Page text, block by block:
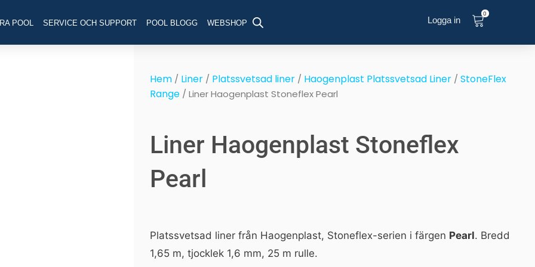
POOL SERVICE OCH SUPPORT POOL BLOGG WEBSHOP Logga in
0
Hem/ Liner/ Platssvetsad liner/ Haogenplast Platssvetsad Liner/ StoneFlex
Range/ Liner Haogenplast Stoneflex Pearl
Liner Haogenplast Stoneflex
Pearl
Platssvetsad liner från Haogenplast, Stoneflex-serien i färgen Pearl. Bredd
1,65 m, tjocklek 1,6 mm, 25 m rulle.